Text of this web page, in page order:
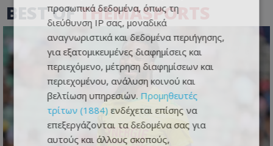
BEST OFTHEMASPORTS
προσωπικά δεδομένα, όπως τη
διεύθυνση IP σας, μοναδικά
αναγνωριστικά και δεδομένα περιήγησης,
για εξατομικευμένες διαφημίσεις και
περιεχόμενο, μέτρηση διαφημίσεων και
περιεχομένου, ανάλυση κοινού και
βελτίωση υπηρεσιών. Προμηθευτές
τρίτων (1884) ενδέχεται επίσης να
επεξεργάζονται τα δεδομένα σας για
αυτούς και άλλους σκοπούς,